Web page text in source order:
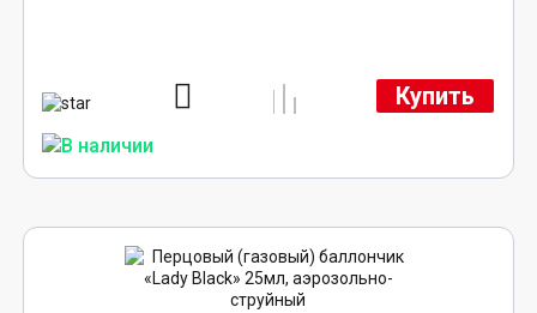
Купить